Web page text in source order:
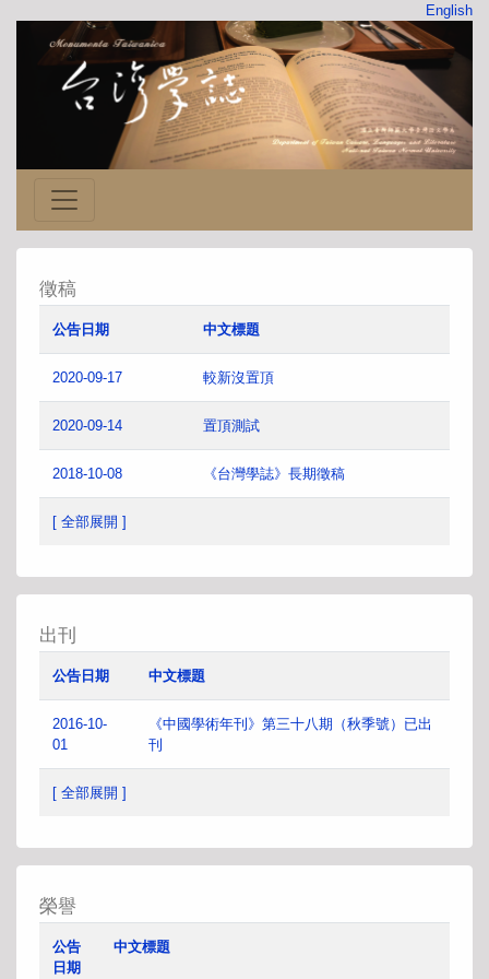
English
徵稿
公告日期 中文標題
2020-09-17 較新沒置頂
2020-09-14 置頂測試
2018-10-08 《台灣學誌》長期徵稿
[ 全部展開 ]
出刊
公告日期 中文標題
2016-10-
01
《中國學術年刊》第三十八期（秋季號）已出
刊
[ 全部展開 ]
榮譽
公告
日期
中文標題